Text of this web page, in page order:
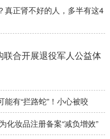
日本語 한국어
真正肾不好的人，多半有这4
联合开展退役军人公益体
有“拦路蛇”！小心被咬
化妆品注册备案“减负增效”